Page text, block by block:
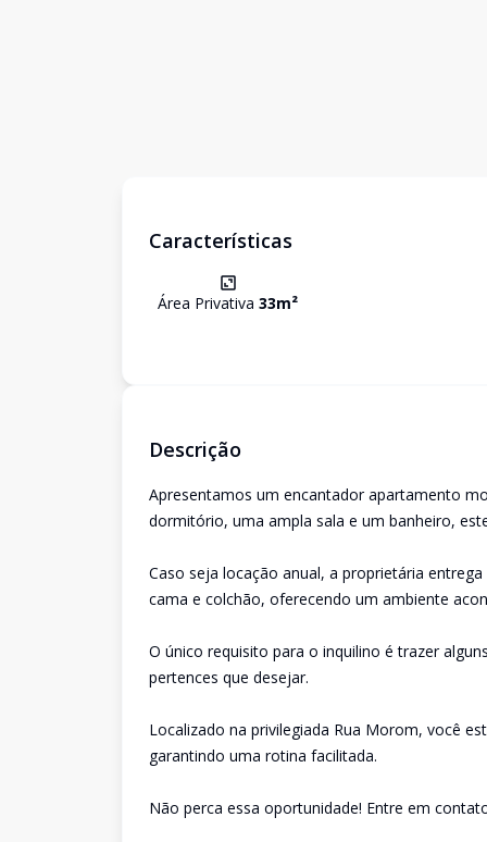
Características
Área Privativa 33m²
Descrição
Apresentamos um encantador apartamento
dormitório, uma ampla sala e um banheiro,
Caso seja locação anual, a proprietária
cama e colchão, oferecendo um ambiente
O único requisito para o inquilino é trazer
pertences que desejar.
Localizado na privilegiada Rua Morom, você
garantindo uma rotina facilitada.
Não perca essa oportunidade! Entre em